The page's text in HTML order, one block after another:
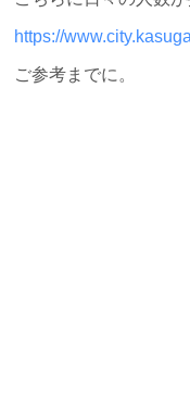
https://
ご参考までに。